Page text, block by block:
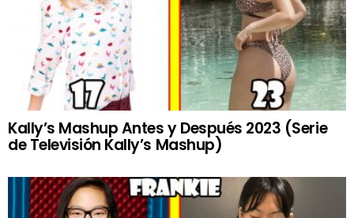
Kally’s Mashup Antes y Después 2023 (Serie
de Televisión Kally’s Mashup)